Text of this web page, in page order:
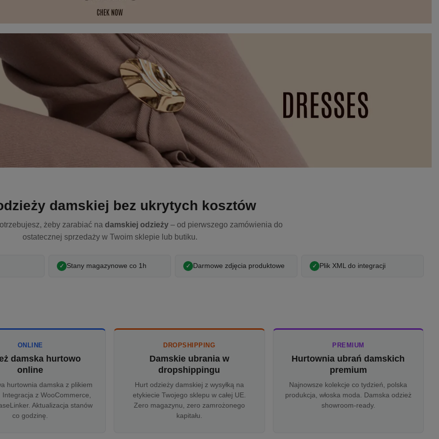
damskiej bez ukrytych kosztów
żeby zarabiać na damskiej odzieży – od pierwszego zamówienia do
ostatecznej sprzedaży w Twoim sklepie lub butiku.
Stany magazynowe co 1h Darmowe zdjęcia produktowe Plik XML do integracji
ONLINE
damska hurtowo
online
hurtownia damska z plikiem
Integracja z WooCommerce,
Aktualizacja stanów
co godzinę.
DROPSHIPPING
Damskie ubrania w
dropshippingu
Hurt odzieży damskiej z wysyłką na
etykiecie Twojego sklepu w całej UE.
Zero magazynu, zero zamrożonego
kapitału.
PREMIUM
Hurtownia ubrań damskich
premium
Najnowsze kolekcje co tydzień, polska
produkcja, włoska moda. Damska odzież
showroom-ready.